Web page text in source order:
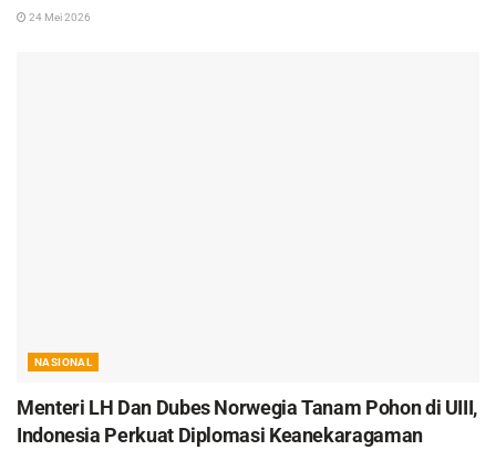
24 Mei 2026
NASIONAL
Menteri LH Dan Dubes Norwegia Tanam Pohon di UIII,
Indonesia Perkuat Diplomasi Keanekaragaman